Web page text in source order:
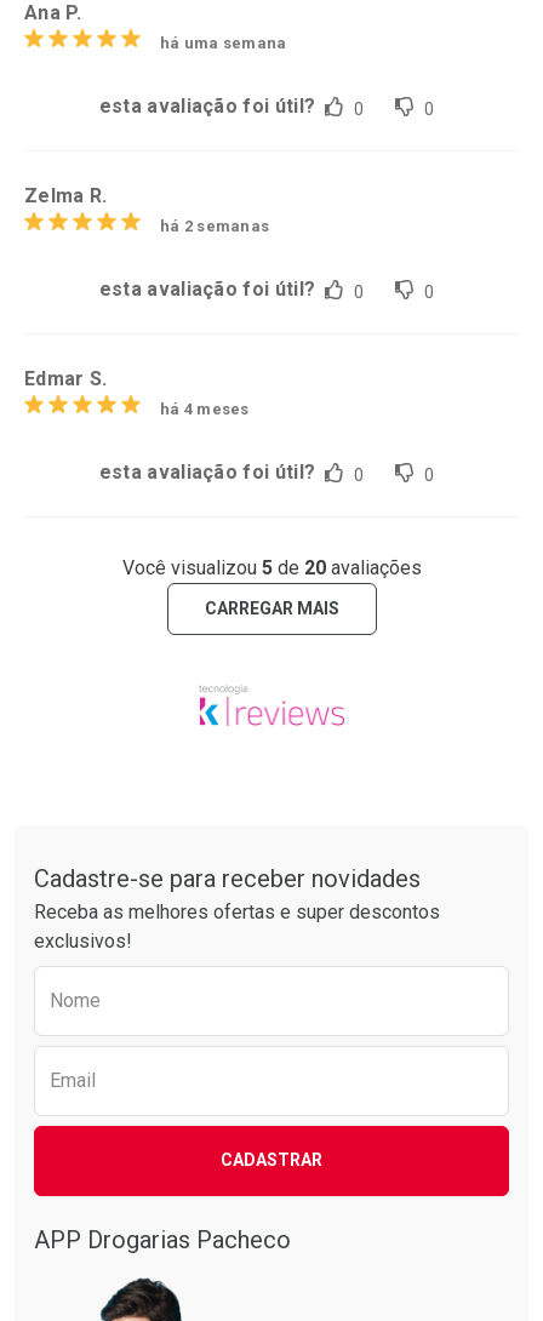
Ana P.
há uma semana
esta avaliação foi útil? 0 0
Zelma R.
há 2 semanas
esta avaliação foi útil? 0 0
Edmar S.
há 4 meses
esta avaliação foi útil? 0 0
Você visualizou 5de 20avaliações
CARREGAR MAIS
Cadastre-se para receber novidades
Receba as melhores ofertas e super descontos
exclusivos!
Nome
Email
CADASTRAR
APP Drogarias Pacheco